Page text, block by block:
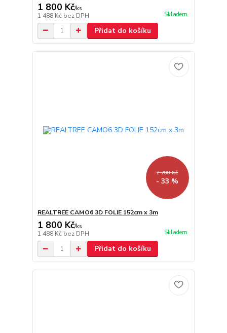
1 800 Kč/ks
1 488 Kč bez DPH Skladem
Přidat do košíku
2 700 Kč
- 33 %
REALTREE CAMO6 3D FOLIE 152cm x 3m
1 800 Kč/ks
1 488 Kč bez DPH Skladem
Přidat do košíku